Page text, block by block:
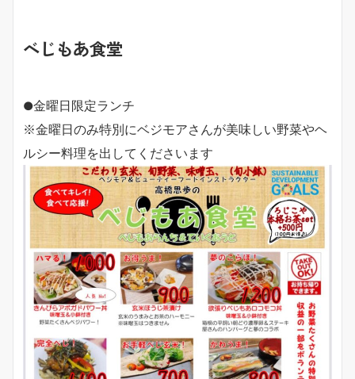
べじもあ食堂
●金曜日限定ランチ
※金曜日のみ特別にベジモアさんが美味しい野菜やヘ
ルシー料理を出してくださいます